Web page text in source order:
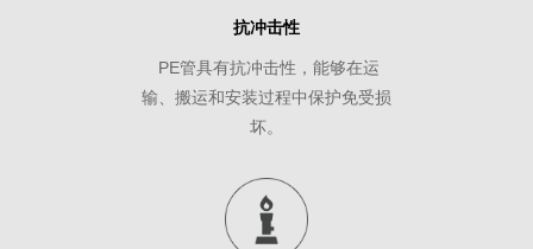
抗冲击性
PE管具有抗冲击性，能够在运
输、搬运和安装过程中保护免受损
坏。